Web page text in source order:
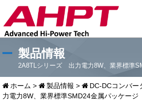
製品情報
2A8TLシリーズ 出力電力8W、業界標準
ホーム > 製品情報 > DC-DCコンバー
力電力8W、業界標準SMD24金属パッケージ